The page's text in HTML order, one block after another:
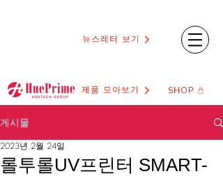
뉴스레터 보기
제품 모아보기 SHOP
게시물
롤투롤UV프린터 SMART-
2023년 2월 24일